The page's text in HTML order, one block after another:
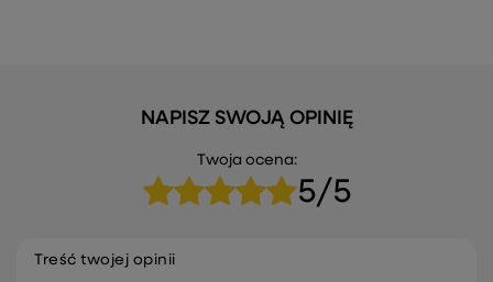
NAPISZ SWOJĄ OPINIĘ
Twoja ocena:
5/5
Treść twojej opinii